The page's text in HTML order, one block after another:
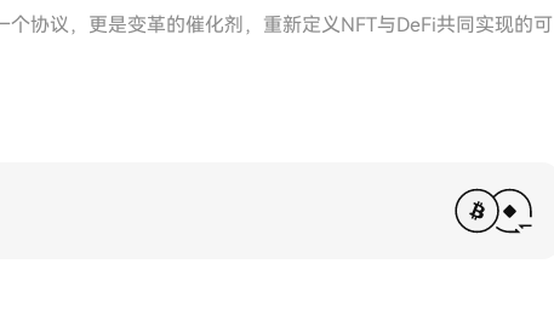
协议，更是变革的催化剂，重新定义NFT与DeFi共同实现的可